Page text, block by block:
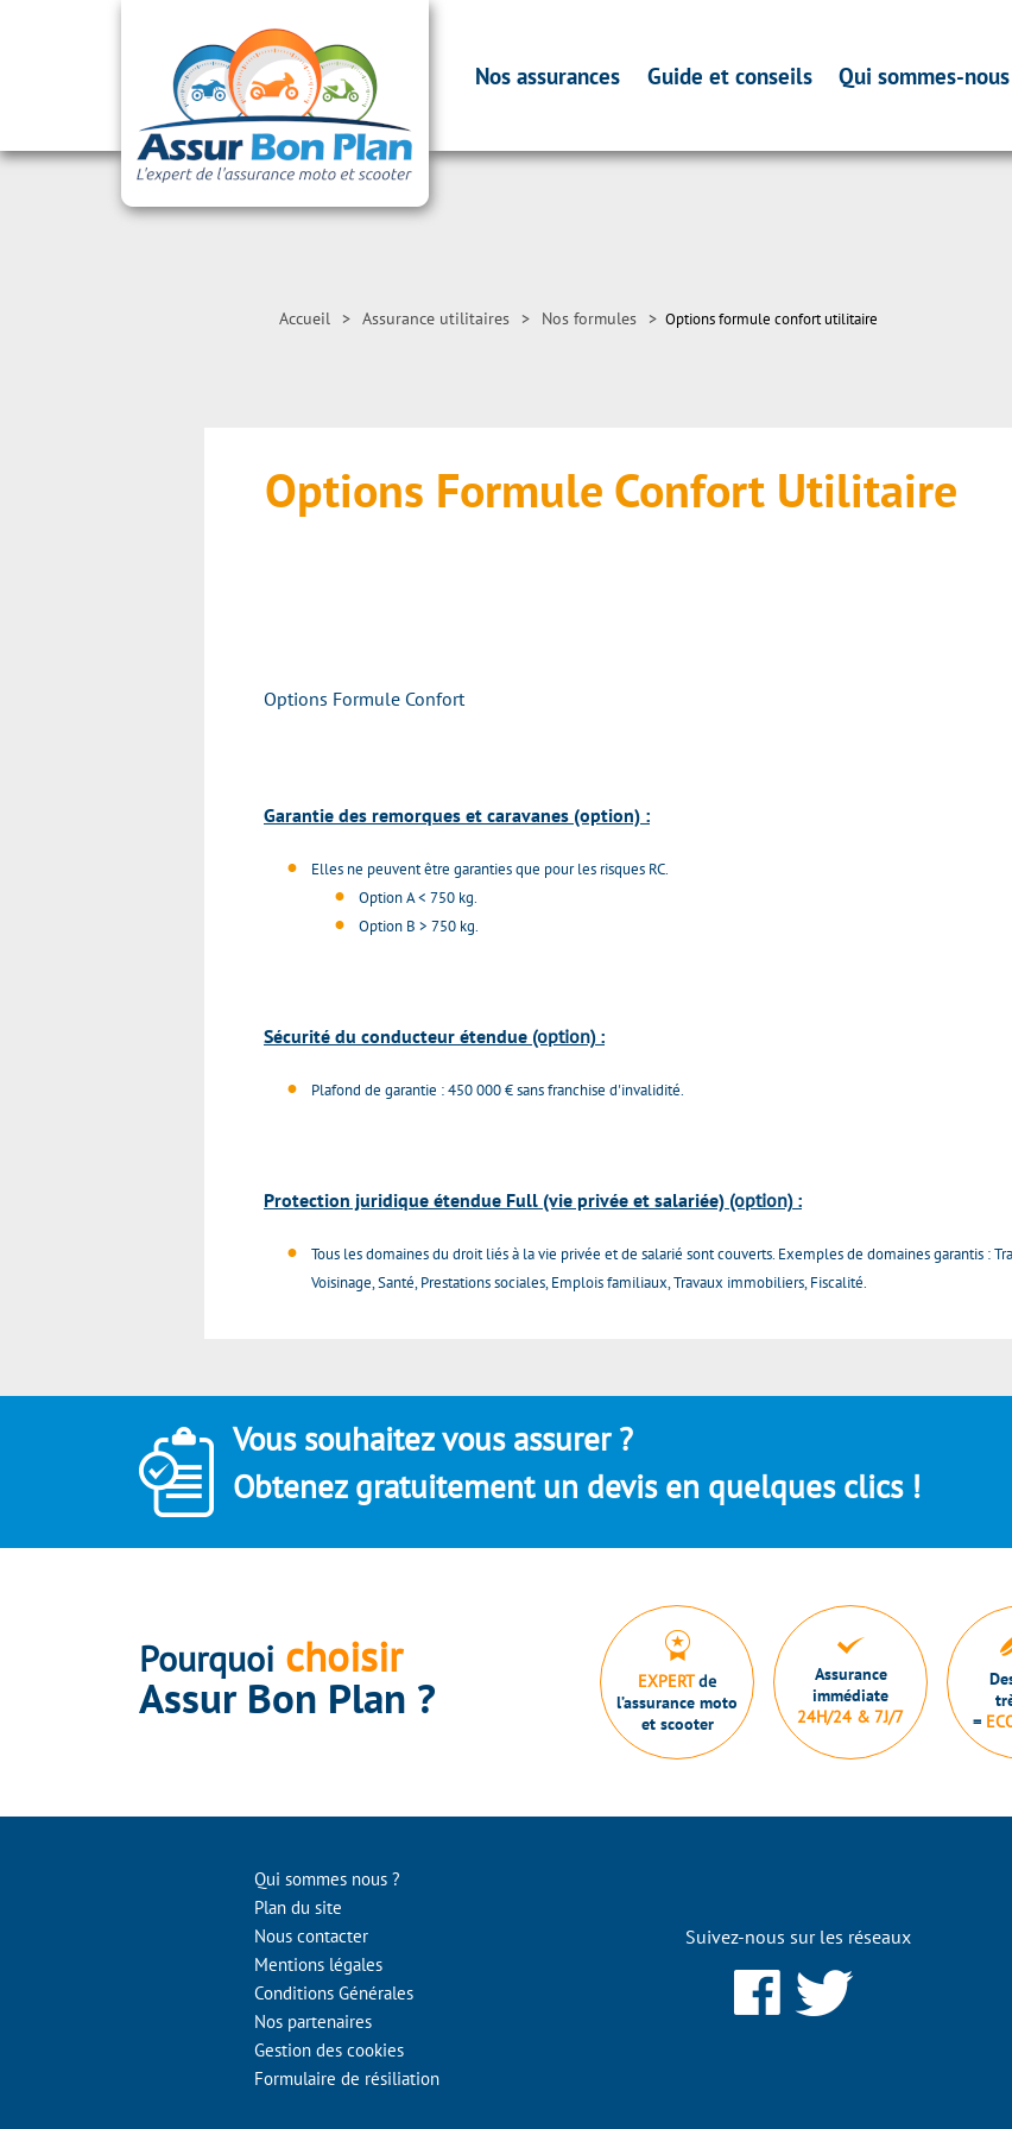
Nos assurances Guide et conseils Qui sommes-
Accueil > Assurance utilitaires > Nos formules > Options formule confort utilitaire
Options Formule Confort Utilitaire
Options Formule Confort
Garantie des remorques et caravanes (option) :
Elles ne peuvent être garanties que pour les risques RC.
Option A < 750 kg.
Option B > 750 kg.
Sécurité du conducteur étendue (option):
Plafond de garantie : 450 000 € sans franchise d'invalidité.
Protection juridique étendue Full (vie privée et salariée) (option):
Tous les domaines du droit liés à la vie privée et de salarié sont couverts. Exemples de domaines garantis :
Voisinage, Santé, Prestations sociales, Emplois familiaux, Travaux immobiliers, Fiscalité.
Vous souhaitez vous assurer ?
Obtenez gratuitement un devis en quelques clics !
Pourquoi choisir
Assur Bon Plan ? EXPERTde
l’assurance moto
et scooter
Assurance
immédiate
24H/24 & 7J/7
=
Qui sommes nous ?
Plan du site
Nous contacter
Mentions légales
Conditions Générales
Nos partenaires
Gestion des cookies
Formulaire de résiliation
Suivez-nous sur les réseaux